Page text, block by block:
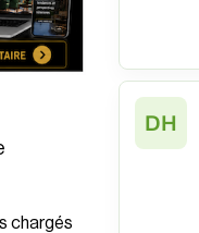
chargés
DH